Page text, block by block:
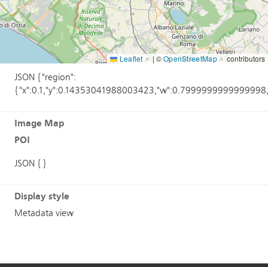
Leaflet | ©OpenStreetMap contributors
Annotations
JSON {"region":
Image Map
POI
JSON {}
Display style
Metadata view